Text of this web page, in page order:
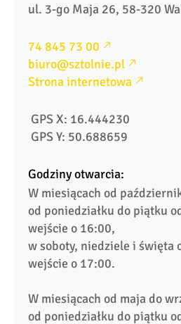
ul. 3-go Maja 26, 58-320
74 845 73 00
biuro@sztolnie.pl
Strona internetowa
GPS X: 16.444230
GPS Y: 50.688659
Godziny otwarcia:
W miesiącach od
od poniedziałku do piątku
wejście o 16:00,
w soboty, niedziele i święta
wejście o 17:00.
W miesiącach od maja do
od poniedziałku do piątku